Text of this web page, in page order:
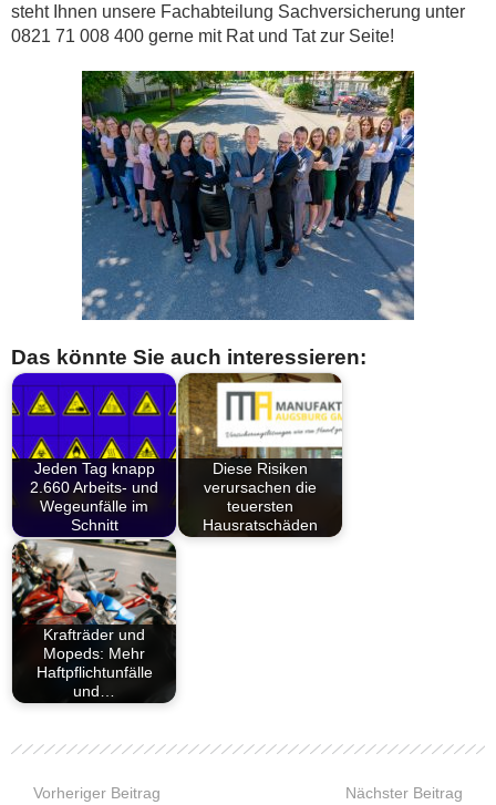
steht Ihnen unsere Fachabteilung Sachversicherung unter
0821 71 008 400 gerne mit Rat und Tat zur Seite!
Das könnte Sie auch interessieren:
Jeden Tag knapp
2.660 Arbeits- und
Wegeunfälle im
Schnitt
Diese Risiken
verursachen die
teuersten
Hausratschäden
Krafträder und
Mopeds: Mehr
Haftpflichtunfälle
und…
Vorheriger Beitrag Nächster Beitrag